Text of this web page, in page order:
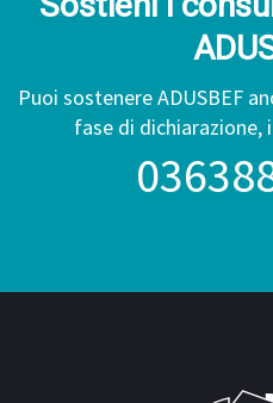
Puoi sostenere ADUSBEF
fase di dichiarazione,